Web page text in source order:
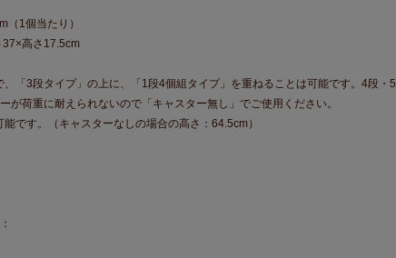
（1個当たり）
37×高さ17.5cm
「3段タイプ」の上に、「1段4個組タイプ」を重ねることは可能です。4段・5
が荷重に耐えられないので「キャスター無し」でご使用ください。
です。（キャスターなしの場合の高さ：64.5cm）